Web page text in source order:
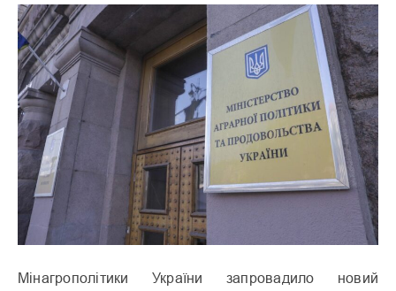
Мінагрополітики України запровадило новий